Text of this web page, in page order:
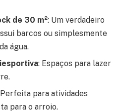
de 30 m²: Um verdadeiro
barcos ou simplesmente
água.
: Espaços para lazer
para atividades
para o arroio.